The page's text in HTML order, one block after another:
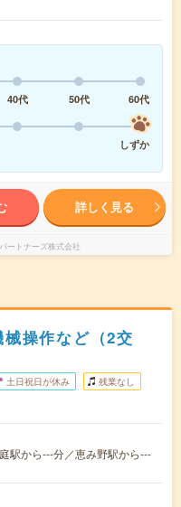
40代 50代
60代
しずか
詳しく見る
ートナーズ株式会社
操作など（2交
土日祝日が休み 残業なし
駅から---分／恵み野駅から---